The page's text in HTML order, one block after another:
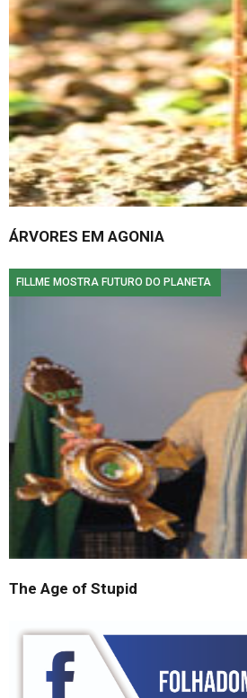
ÁRVORES EM AGONIA
FILLME MOSTRA FUTURO DO PLANETA
The Age of Stupid